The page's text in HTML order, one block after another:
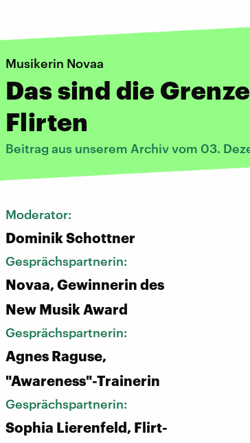
Musikerin Novaa
Das sind die
Flirten
Beitrag aus unserem Archiv vom 03.
Moderator:
Dominik Schottner
Gesprächspartnerin:
Novaa, Gewinnerin des
New Musik Award
Gesprächspartnerin:
Agnes Raguse,
"Awareness"-Trainerin
Gesprächspartnerin:
Sophia Lierenfeld, Flirt-